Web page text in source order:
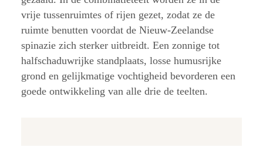
vrije tussenruimtes of rijen gezet, zodat ze de
ruimte benutten voordat de Nieuw-Zeelandse
spinazie zich sterker uitbreidt. Een zonnige tot
halfschaduwrijke standplaats, losse humusrijke
grond en gelijkmatige vochtigheid bevorderen een
goede ontwikkeling van alle drie de teelten.